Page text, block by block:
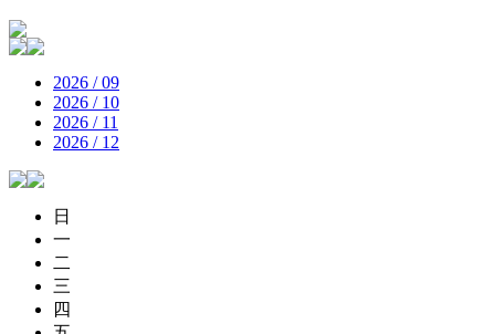
2026 / 09
2026 / 10
2026 / 11
2026 / 12
日
一
二
三
四